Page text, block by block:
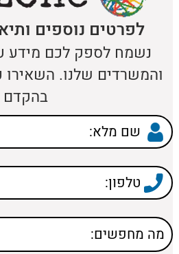
לפרטים נוספים
נשמח לספק לכם מידע
והמשרדים שלנו. השאירו
בהקדם